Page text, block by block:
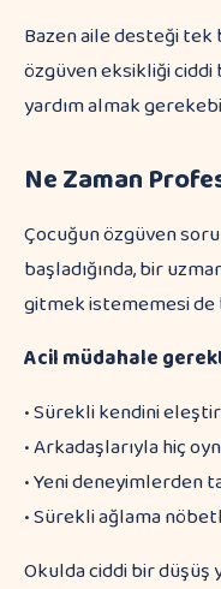
Bazen aile desteği tek
özgüven eksikliği
yardım almak
Ne Zaman
Çocuğun özgüven
başladığında, bir
gitmek istememesi
Acil müdahale
• Sürekli kendini
• Arkadaşlarıyla hiç
• Yeni deneyimlerden
• Sürekli ağlama
Okulda ciddi bir düşüş